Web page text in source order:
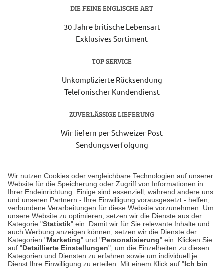
Wir nutzen Cookies oder vergleichbare Technologien auf unserer
Website für die Speicherung oder Zugriff von Informationen in
Ihrer Endeinrichtung. Einige sind essenziell, während andere uns
und unseren Partnern - Ihre Einwilligung vorausgesetzt - helfen,
verbundene Verarbeitungen für diese Website vorzunehmen. Um
unsere Website zu optimieren, setzen wir die Dienste aus der
Kategorie "Statistik" ein. Damit wir für Sie relevante Inhalte und
auch Werbung anzeigen können, setzen wir die Dienste der
Kategorien "Marketing" und "Personalisierung" ein. Klicken Sie
auf "Detaillierte Einstellungen", um die Einzelheiten zu diesen
Kategorien und Diensten zu erfahren sowie um individuell je
Dienst Ihre Einwilligung zu erteilen. Mit einem Klick auf "Ich bin
DIE FEINE ENGLISCHE ART
30 Jahre britische Lebensart
Exklusives Sortiment
TOP SERVICE
Unkomplizierte Rücksendung
Telefonischer Kundendienst
ZUVERLÄSSIGE LIEFERUNG
Wir liefern per Schweizer Post
Sendungsverfolgung
Unser Geschäft in Meckenheim
Auf dem Steinbüchel 6
53340 Meckenheim
Montag bis Samstag 9:00 Uhr bis 18:00 Uhr